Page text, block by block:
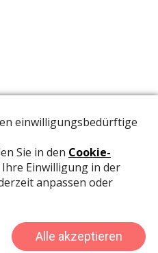
Papeterien informiert
der Branche.